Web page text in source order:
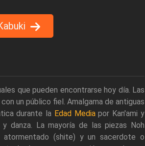
que pueden encontrarse hoy día. Las
un público fiel. Amalgama de antiguas
durante la Edad Mediapor Kan'ami y
danza. La mayoría de las piezas Noh
(shite) y un sacerdote o